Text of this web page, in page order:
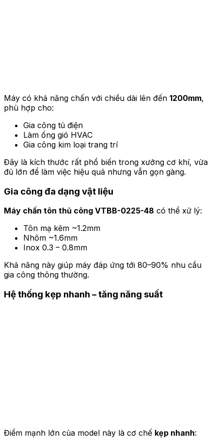
Máy có khả năng chấn với chiều dài lên đến 1200mm,
phù hợp cho:
Gia công tủ điện
Làm ống gió HVAC
Gia công kim loại trang trí
Đây là kích thước rất phổ biến trong xưởng cơ khí, vừa
đủ lớn để làm việc hiệu quả nhưng vẫn gọn gàng.
Gia công đa dạng vật liệu
Máy chấn tôn thủ công VTBB-0225-48 có thể xử lý:
Tôn mạ kẽm ~1.2mm
Nhôm ~1.6mm
Inox 0.3 – 0.8mm
Khả năng này giúp máy đáp ứng tới 80–90% nhu cầu
gia công thông thường.
Hệ thống kẹp nhanh – tăng năng suất
Điểm mạnh lớn của model này là cơ chế kẹp nhanh: